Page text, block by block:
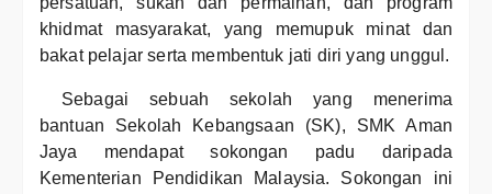
khidmat masyarakat, yang memupuk minat dan
bakat pelajar serta membentuk jati diri yang unggul.
Sebagai sebuah sekolah yang menerima
bantuan Sekolah Kebangsaan (SK), SMK Aman
Jaya mendapat sokongan padu daripada
Kementerian Pendidikan Malaysia. Sokongan ini